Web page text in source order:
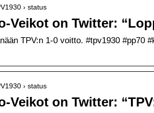
› status
Veikot on Twitter:
TPV:n 1-0 voitto. #tpv1930 #pp70
› status
Veikot on Twitter: